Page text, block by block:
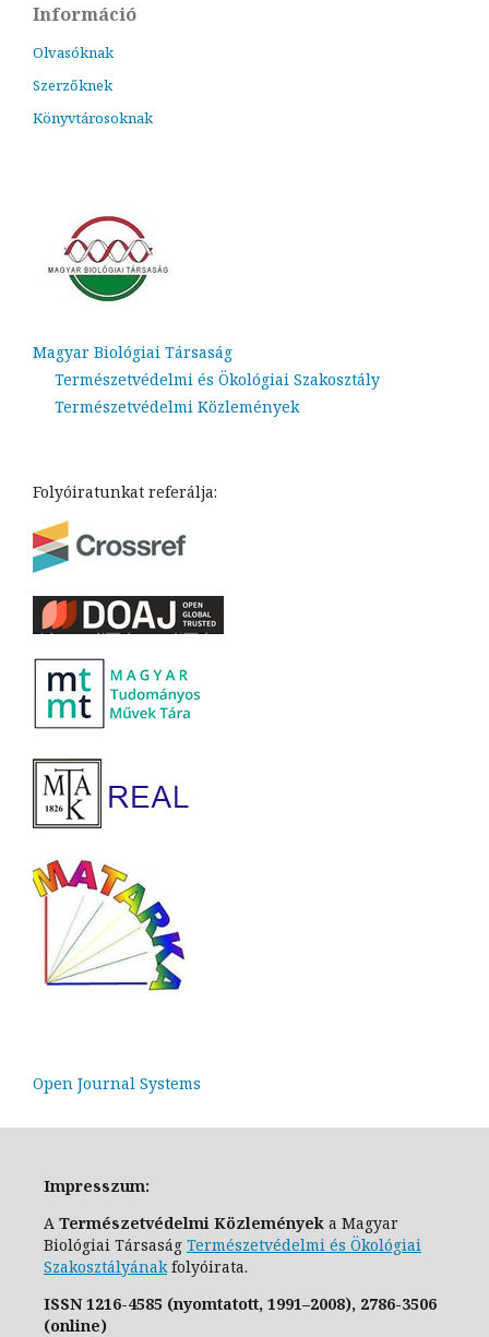
Információ
Olvasóknak
Szerzőknek
Könyvtárosoknak
Magyar Biológiai Társaság
Természetvédelmi és Ökológiai Szakosztály
Természetvédelmi Közlemények
Folyóiratunkat referálja:
Open Journal Systems
Impresszum:
A Természetvédelmi Közlemények a Magyar
Biológiai Társaság Természetvédelmi és Ökológiai
Szakosztályánakfolyóirata.
ISSN1216-4585 (nyomtatott, 1991–2008), 2786-3506
(online)